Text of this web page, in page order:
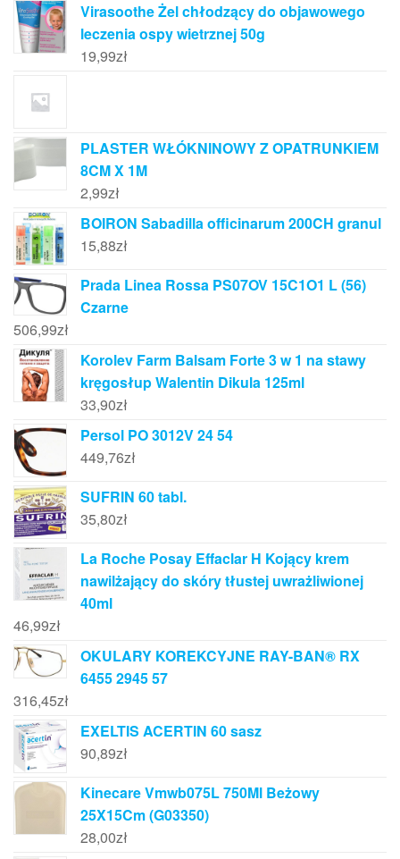
Virasoothe Żel chłodzący do objawowego
leczenia ospy wietrznej 50g
19,99zł
PLASTER WŁÓKNINOWY Z OPATRUNKIEM
8CM X 1M
2,99zł
BOIRON Sabadilla officinarum 200CH granul
15,88zł
Prada Linea Rossa PS07OV 15C1O1 L (56)
Czarne
506,99zł
Korolev Farm Balsam Forte 3 w 1 na stawy
kręgosłup Walentin Dikula 125ml
33,90zł
Persol PO 3012V 24 54
449,76zł
SUFRIN 60 tabl.
35,80zł
La Roche Posay Effaclar H Kojący krem
nawilżający do skóry tłustej uwrażliwionej
40ml
46,99zł
OKULARY KOREKCYJNE RAY-BAN® RX
6455 2945 57
316,45zł
EXELTIS ACERTIN 60 sasz
90,89zł
Kinecare Vmwb075L 750Ml Beżowy
25X15Cm (G03350)
28,00zł